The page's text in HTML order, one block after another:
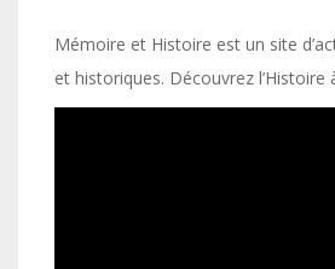
Mémoire et Histoire est un site
et historiques. Découvrez l’Histoire